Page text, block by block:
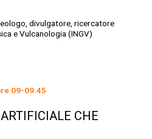
divulgatore, ricercatore
e Vulcanologia (INGV)
09-09.45
CHE